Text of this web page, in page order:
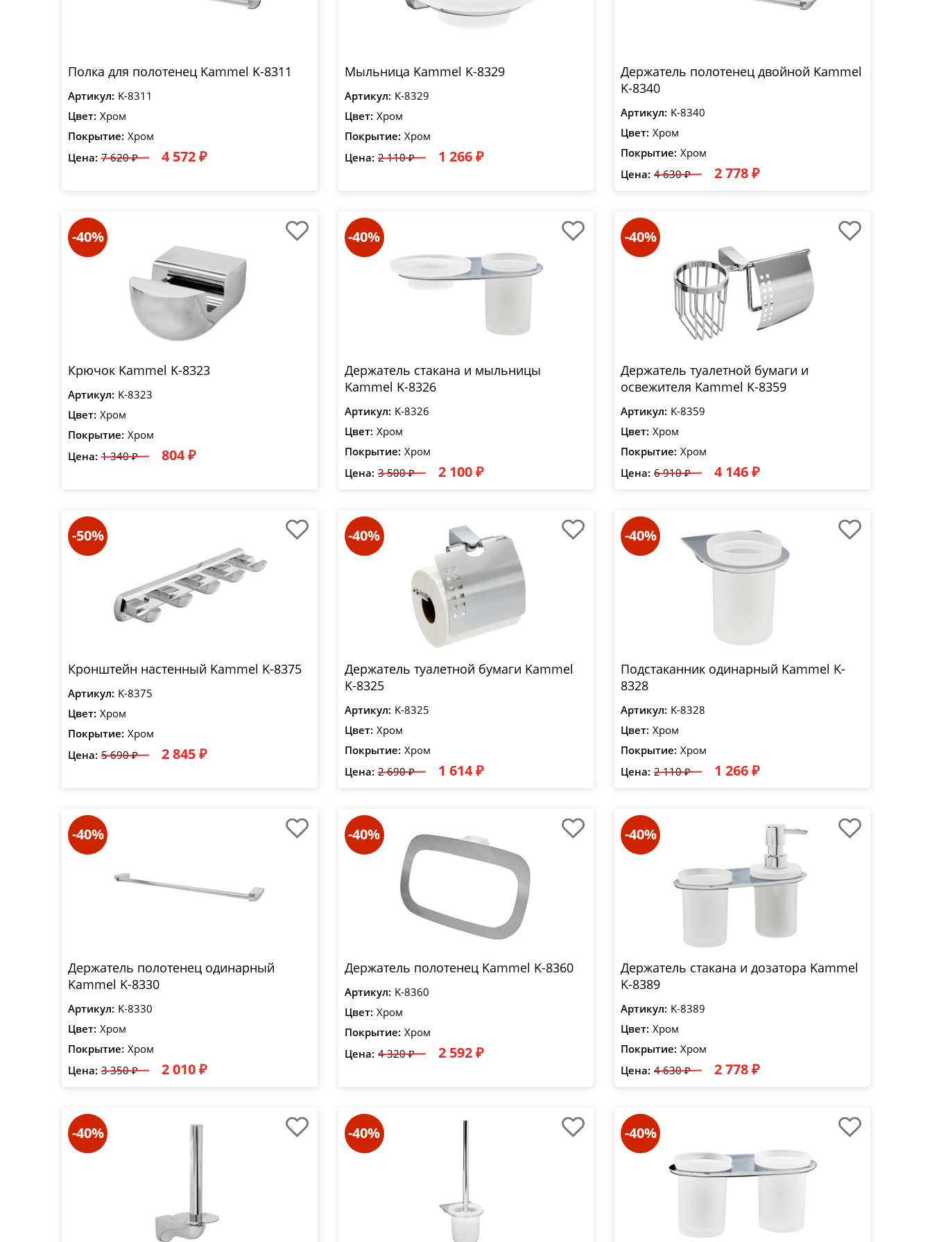
Полка для полотенец Kammel K-8311
Артикул: K-8311
Цвет: Хром
Покрытие: Хром
Цена: 7 620 ₽ 4 572 ₽
Мыльница Kammel K-8329
Артикул: K-8329
Цвет: Хром
Покрытие: Хром
Цена: 2 110 ₽ 1 266 ₽
Держатель полотенец двойной Kammel
K-8340
Артикул: K-8340
Цвет: Хром
Покрытие: Хром
Цена: 4 630 ₽ 2 778 ₽
-40%
Крючок Kammel K-8323
Артикул: K-8323
Цвет: Хром
Покрытие: Хром
Цена: 1 340 ₽ 804 ₽
-40%
Держатель стакана и мыльницы
Kammel K-8326
Артикул: K-8326
Цвет: Хром
Покрытие: Хром
Цена: 3 500 ₽ 2 100 ₽
-40%
Держатель туалетной бумаги и
освежителя Kammel K-8359
Артикул: K-8359
Цвет: Хром
Покрытие: Хром
Цена: 6 910 ₽ 4 146 ₽
-50%
Кронштейн настенный Kammel K-8375
Артикул: K-8375
Цвет: Хром
Покрытие: Хром
Цена: 5 690 ₽ 2 845 ₽
-40%
Держатель туалетной бумаги Kammel
K-8325
Артикул: K-8325
Цвет: Хром
Покрытие: Хром
Цена: 2 690 ₽ 1 614 ₽
-40%
Подстаканник одинарный Kammel K-
8328
Артикул: K-8328
Цвет: Хром
Покрытие: Хром
Цена: 2 110 ₽ 1 266 ₽
-40%
Держатель полотенец одинарный
Kammel K-8330
Артикул: K-8330
Цвет: Хром
Покрытие: Хром
Цена: 3 350 ₽ 2 010 ₽
-40%
Держатель полотенец Kammel K-8360
Артикул: K-8360
Цвет: Хром
Покрытие: Хром
Цена: 4 320 ₽ 2 592 ₽
-40%
Держатель стакана и дозатора Kammel
K-8389
Артикул: K-8389
Цвет: Хром
Покрытие: Хром
Цена: 4 630 ₽ 2 778 ₽
-40% -40% -40%